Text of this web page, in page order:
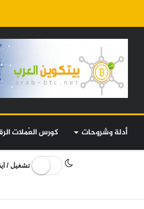
أدلة وشروحات كورس العُملات
تشغيل /